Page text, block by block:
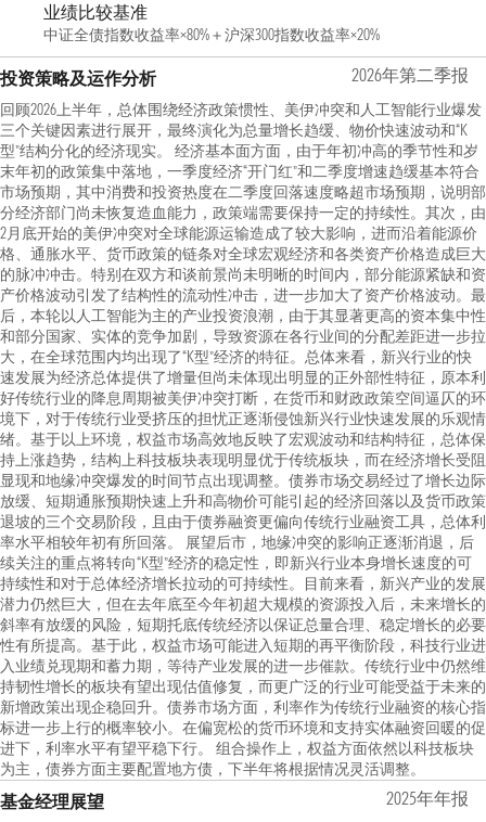
业绩比较基准
中证全债指数收益率×80%＋沪深300指数收益率×20%
投资策略及运作分析 2026年第二季报
回顾2026上半年，总体围绕经济政策惯性、美伊冲突和人工智能行业爆发
三个关键因素进行展开，最终演化为总量增长趋缓、物价快速波动和“K
型”结构分化的经济现实。 经济基本面方面，由于年初冲高的季节性和岁
末年初的政策集中落地，一季度经济“开门红”和二季度增速趋缓基本符合
市场预期，其中消费和投资热度在二季度回落速度略超市场预期，说明部
分经济部门尚未恢复造血能力，政策端需要保持一定的持续性。其次，由
2月底开始的美伊冲突对全球能源运输造成了较大影响，进而沿着能源价
格、通胀水平、货币政策的链条对全球宏观经济和各类资产价格造成巨大
的脉冲冲击。特别在双方和谈前景尚未明晰的时间内，部分能源紧缺和资
产价格波动引发了结构性的流动性冲击，进一步加大了资产价格波动。最
后，本轮以人工智能为主的产业投资浪潮，由于其显著更高的资本集中性
和部分国家、实体的竞争加剧，导致资源在各行业间的分配差距进一步拉
大，在全球范围内均出现了“K型”经济的特征。总体来看，新兴行业的快
速发展为经济总体提供了增量但尚未体现出明显的正外部性特征，原本利
好传统行业的降息周期被美伊冲突打断，在货币和财政政策空间逼仄的环
境下，对于传统行业受挤压的担忧正逐渐侵蚀新兴行业快速发展的乐观情
绪。基于以上环境，权益市场高效地反映了宏观波动和结构特征，总体保
持上涨趋势，结构上科技板块表现明显优于传统板块，而在经济增长受阻
显现和地缘冲突爆发的时间节点出现调整。债券市场交易经过了增长边际
放缓、短期通胀预期快速上升和高物价可能引起的经济回落以及货币政策
退坡的三个交易阶段，且由于债券融资更偏向传统行业融资工具，总体利
率水平相较年初有所回落。 展望后市，地缘冲突的影响正逐渐消退，后
续关注的重点将转向“K型”经济的稳定性，即新兴行业本身增长速度的可
持续性和对于总体经济增长拉动的可持续性。目前来看，新兴产业的发展
潜力仍然巨大，但在去年底至今年初超大规模的资源投入后，未来增长的
斜率有放缓的风险，短期托底传统经济以保证总量合理、稳定增长的必要
性有所提高。基于此，权益市场可能进入短期的再平衡阶段，科技行业进
入业绩兑现期和蓄力期，等待产业发展的进一步催款。传统行业中仍然维
持韧性增长的板块有望出现估值修复，而更广泛的行业可能受益于未来的
新增政策出现企稳回升。债券市场方面，利率作为传统行业融资的核心指
标进一步上行的概率较小。在偏宽松的货币环境和支持实体融资回暖的促
进下，利率水平有望平稳下行。 组合操作上，权益方面依然以科技板块
为主，债券方面主要配置地方债，下半年将根据情况灵活调整。
基金经理展望 2025年年报